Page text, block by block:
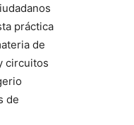
práctica
de
circuitos
de